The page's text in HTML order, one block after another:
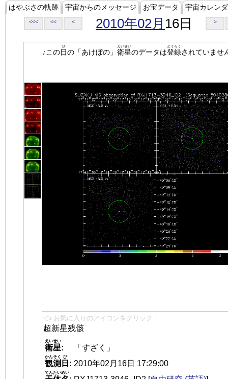
はやぶさの軌跡 宇宙からのメッセージ お宝データ 宇宙カレン
<<< << < 2010年02月 16日 >
♪この日
ひ
の「あけぼの」 衛星
えいせい
のデータは登録
とうろく
されていませ
👈 お気に入りのアイコンをクリック！
超新星残骸
衛星
えいせい
:
「すざく」
観測
かんそく
日
び
: 2010年02月16日 17:29:00
てんたいめい